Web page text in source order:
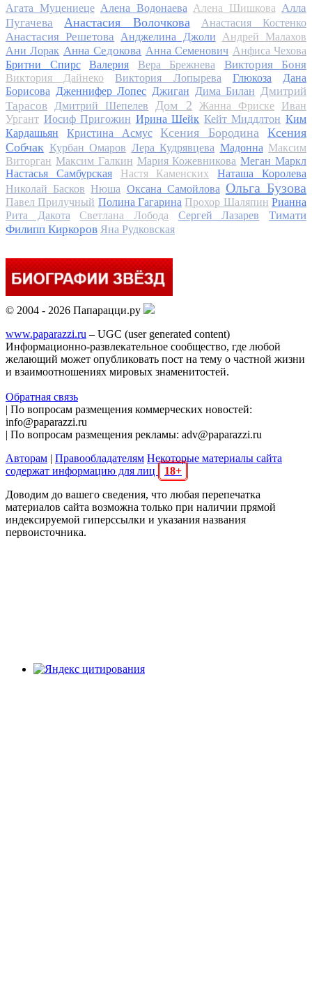
Агата Муцениеце Алена Водонаева Алена Шишкова Алла
Пугачева
Анастасия Волочкова Анастасия Костенко
Анастасия Решетова Анджелина Джоли
Андрей Малахов
Ани Лорак Анна Седокова Анна Семенович Анфиса Чехова
Бритни Спирс
Валерия Вера Брежнева Виктория Боня
Виктория Дайнеко Виктория Лопырева Глюкоза
Дана
Борисова Дженнифер Лопес Джиган Дима Билан Дмитрий
Тарасов
Дмитрий Шепелев Дом 2 Жанна Фриске
Иван
Ургант Иосиф Пригожин Ирина Шейк Кейт Миддлтон Ким
Кардашьян
Кристина Асмус Ксения Бородина
Ксения
Собчак Курбан Омаров Лера Кудрявцева Мадонна Максим
Виторган Максим Галкин Мария Кожевникова Меган Маркл
Настасья Самбурская
Настя Каменских
Наташа Королева
Николай Басков Нюша Оксана Самойлова Ольга Бузова
Павел Прилучный Полина Гагарина Прохор Шаляпин Рианна
Рита Дакота
Светлана Лобода Сергей Лазарев
Тимати
Филипп Киркоров Яна Рудковская
© 2004 - 2026 Папарацци.ру
www.paparazzi.ru – UGC (user generated content)
Информационно-развлекательное сообщество, где любой
желающий может опубликовать пост на тему о частной жизни
и взаимоотношениях мировых знаменитостей.
Обратная связь
| По вопросам размещения коммерческих новостей:
info@paparazzi.ru
| По вопросам размещения рекламы: adv@paparazzi.ru
Авторам | Правообладателям Некоторые материалы сайта
содержат информацию для лиц
18+
Доводим до вашего сведения, что любая перепечатка
материалов сайта возможна только при наличии прямой
индексируемой гиперссылки и указания названия
первоисточника.